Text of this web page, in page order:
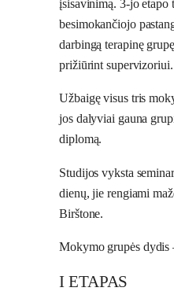
įsisavinimą. 3-jo
besimokančiojo
darbingą terapinę
prižiūrint supervizoriui.
Užbaigę visus tris
jos dalyviai gauna
diplomą.
Studijos vyksta
dienų, jie rengiami
Birštone.
Mokymo grupės dydis
I ETAPAS